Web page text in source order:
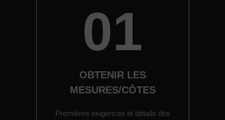
01
OBTENIR LES
MESURES/CÔTES
Premières exigences et détails des